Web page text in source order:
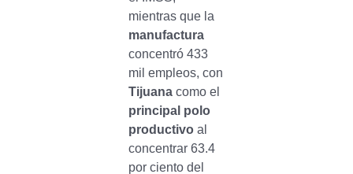
mientras que la
manufactura
concentró 433
mil empleos, con
Tijuanacomo el
principal polo
productivo al
concentrar 63.4
por ciento del